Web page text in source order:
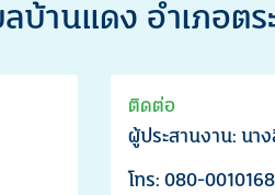
านแดง อำเภอต
ติดต่อ
ผู้ประสานงาน: นา
โทร: 080-0010168